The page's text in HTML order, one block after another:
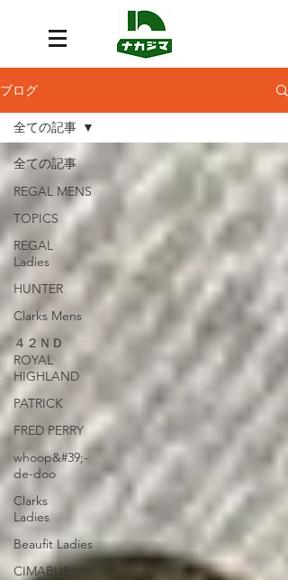
ブログ
全ての記事
REGAL MENS
TOPICS
REGAL
Ladies
HUNTER
Clarks Mens
４２ＮＤ
ROYAL
HIGHLAND
PATRICK
FRED PERRY
whoop&#39;-
de-doo
Clarks
Ladies
Beaufit Ladies
CIMABUE
全ての記事